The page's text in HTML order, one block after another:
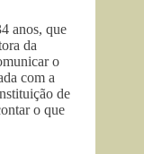
anos, que
da
o
com a
de
o que